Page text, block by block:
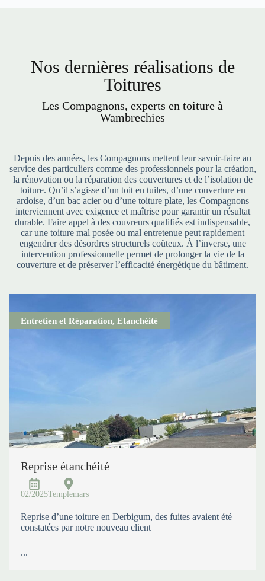
Nos dernières réalisations de
Toitures
Les Compagnons, experts en toiture à
Wambrechies
Depuis des années, les Compagnons mettent leur savoir-faire au
service des particuliers comme des professionnels pour la création,
la rénovation ou la réparation des couvertures et de l’isolation de
toiture. Qu’il s’agisse d’un toit en tuiles, d’une couverture en
ardoise, d’un bac acier ou d’une toiture plate, les Compagnons
interviennent avec exigence et maîtrise pour garantir un résultat
durable. Faire appel à des couvreurs qualifiés est indispensable,
car une toiture mal posée ou mal entretenue peut rapidement
engendrer des désordres structurels coûteux. À l’inverse, une
intervention professionnelle permet de prolonger la vie de la
couverture et de préserver l’efficacité énergétique du bâtiment.
Entretien et Réparation, Etanchéité
Reprise étanchéité
02/2025Templemars
Reprise d’une toiture en Derbigum, des fuites avaient été
constatées par notre nouveau client
...